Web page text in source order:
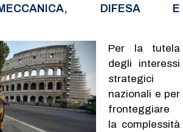
DIFESA E
Per la tutela
degli interessi
strategici
nazionali e per
fronteggiare
la complessità